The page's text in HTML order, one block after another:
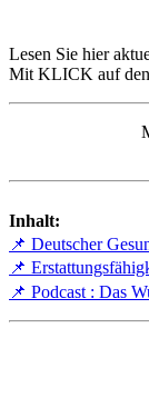
Lesen Sie hier
Mit KLICK auf
Inhalt:
📌 Deutscher
📌
📌 Podcast : Das